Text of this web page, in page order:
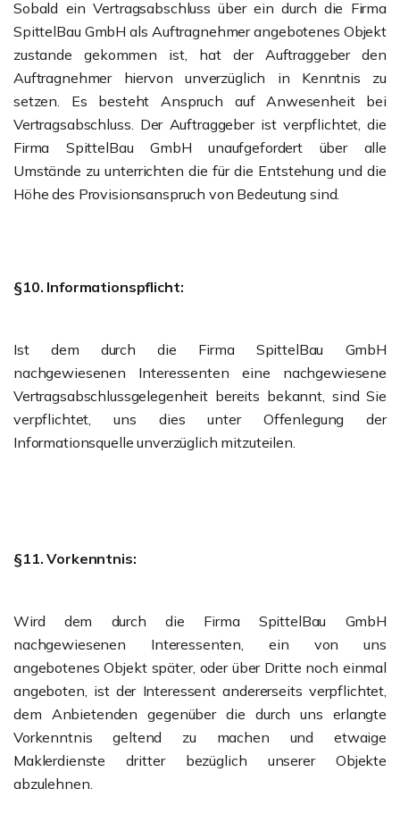
Sobald ein Vertragsabschluss über ein durch die Firma
SpittelBau GmbH als Auftragnehmer angebotenes Objekt
zustande gekommen ist, hat der Auftraggeber den
Auftragnehmer hiervon unverzüglich in Kenntnis zu
setzen. Es besteht Anspruch auf Anwesenheit bei
Vertragsabschluss. Der Auftraggeber ist verpflichtet, die
Firma SpittelBau GmbH unaufgefordert über alle
Umstände zu unterrichten die für die Entstehung und die
Höhe des Provisionsanspruch von Bedeutung sind.
§10. Informationspflicht:
Ist dem durch die Firma SpittelBau GmbH
nachgewiesenen Interessenten eine nachgewiesene
Vertragsabschlussgelegenheit bereits bekannt, sind Sie
verpflichtet, uns dies unter Offenlegung der
Informationsquelle unverzüglich mitzuteilen.
§11. Vorkenntnis:
Wird dem durch die Firma SpittelBau GmbH
nachgewiesenen Interessenten, ein von uns
angebotenes Objekt später, oder über Dritte noch einmal
angeboten, ist der Interessent andererseits verpflichtet,
dem Anbietenden gegenüber die durch uns erlangte
Vorkenntnis geltend zu machen und etwaige
Maklerdienste dritter bezüglich unserer Objekte
abzulehnen.